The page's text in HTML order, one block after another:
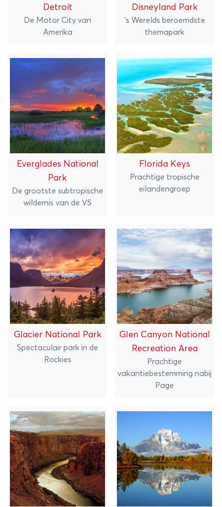
Detroit
De Motor City van
Amerika
Disneyland Park
's Werelds beroemdste
themapark
Everglades National
Park
De grootste subtropische
wildernis van de VS
Florida Keys
Prachtige tropische
eilandengroep
Glacier National Park
Spectaculair park in de
Rockies
Glen Canyon National
Recreation Area
Prachtige
vakantiebestemming nabij
Page